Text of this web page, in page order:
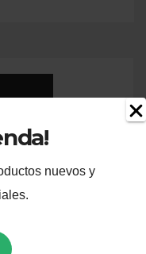
nuevos y